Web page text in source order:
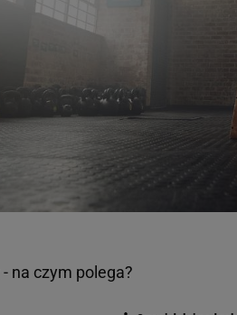
- na czym polega?